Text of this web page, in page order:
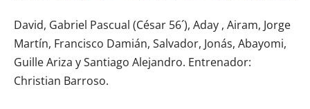
David, Gabriel Pascual (César 56´), Aday , Airam, Jorge
Martín, Francisco Damián, Salvador, Jonás, Abayomi,
Guille Ariza y Santiago Alejandro. Entrenador:
Christian Barroso.